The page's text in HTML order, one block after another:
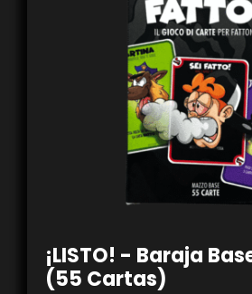
¡LISTO! - Baraja
(55 Cartas)